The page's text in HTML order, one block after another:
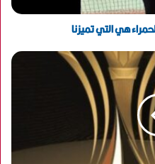
هي التي تميزنا